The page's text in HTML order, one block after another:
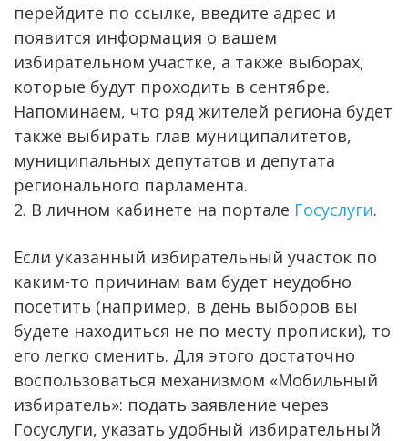
перейдите по ссылке, введите адрес и
появится информация о вашем
избирательном участке, а также выборах,
которые будут проходить в сентябре.
Напоминаем, что ряд жителей региона будет
также выбирать глав муниципалитетов,
муниципальных депутатов и депутата
регионального парламента.
2. В личном кабинете на портале Госуслуги.
Если указанный избирательный участок по
каким-то причинам вам будет неудобно
посетить (например, в день выборов вы
будете находиться не по месту прописки), то
его легко сменить. Для этого достаточно
воспользоваться механизмом «Мобильный
избиратель»: подать заявление через
Госуслуги, указать удобный избирательный